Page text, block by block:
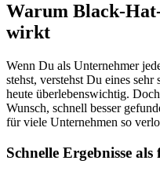
Warum Black-
wirkt
Wenn Du als Unternehmer
stehst, verstehst Du eines
heute überlebenswichtig.
Wunsch, schnell besser
für viele Unternehmen so
Schnelle Ergebnisse als